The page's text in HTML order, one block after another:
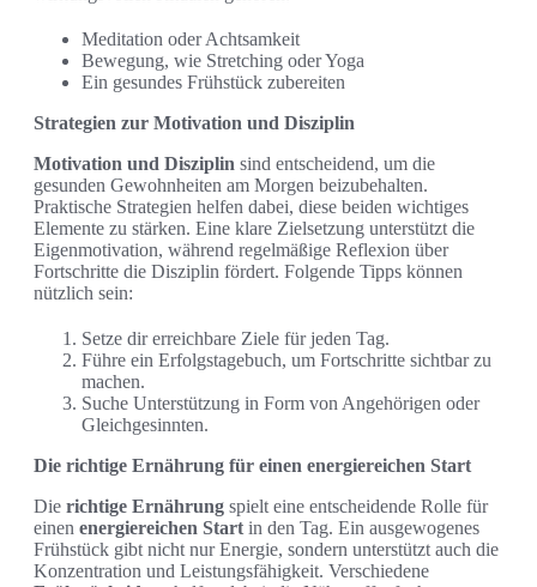
Meditation oder Achtsamkeit
Bewegung, wie Stretching oder Yoga
Ein gesundes Frühstück zubereiten
Strategien zur Motivation und Disziplin
Motivation und Disziplin sind entscheidend, um die
gesunden Gewohnheiten am Morgen beizubehalten.
Praktische Strategien helfen dabei, diese beiden wichtiges
Elemente zu stärken. Eine klare Zielsetzung unterstützt die
Eigenmotivation, während regelmäßige Reflexion über
Fortschritte die Disziplin fördert. Folgende Tipps können
nützlich sein:
Setze dir erreichbare Ziele für jeden Tag.
Führe ein Erfolgstagebuch, um Fortschritte sichtbar zu
machen.
Suche Unterstützung in Form von Angehörigen oder
Gleichgesinnten.
Die richtige Ernährung für einen energiereichen Start
Die richtige Ernährung spielt eine entscheidende Rolle für
einen energiereichen Start in den Tag. Ein ausgewogenes
Frühstück gibt nicht nur Energie, sondern unterstützt auch die
Konzentration und Leistungsfähigkeit. Verschiedene